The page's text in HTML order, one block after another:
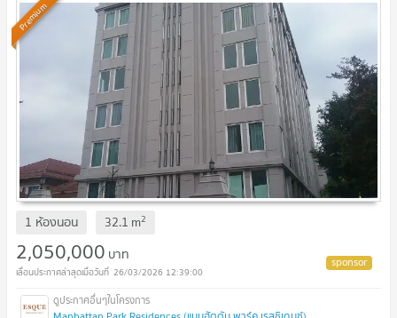
Premium
1 ห้องนอน 32.1 m2
2,050,000 บาท
26/03/2026 12:39:00